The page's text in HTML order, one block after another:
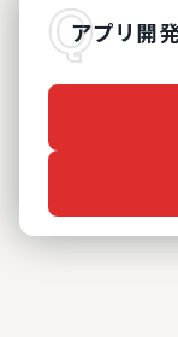
アプリ開発